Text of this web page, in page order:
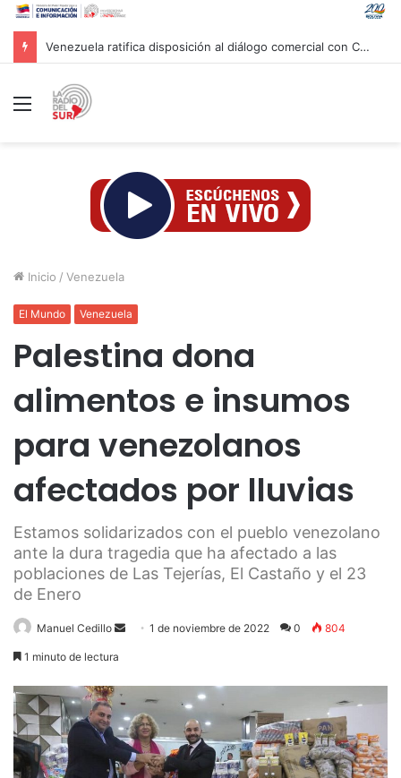
Venezuela ratifica disposición al diálogo comercial con Colombia bajo el principio de soberanía
Menú
Inicio / Venezuela
El Mundo Venezuela
Palestina dona
alimentos e insumos
para venezolanos
afectados por lluvias
Estamos solidarizados con el pueblo venezolano
ante la dura tragedia que ha afectado a las
poblaciones de Las Tejerías, El Castaño y el 23
de Enero
Manuel Cedillo
Send1 de noviembre de 2022 0 804
1 minuto de lectura